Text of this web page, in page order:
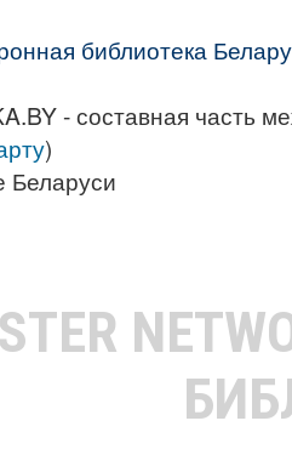
библиотека
- составная часть
)
Беларуси